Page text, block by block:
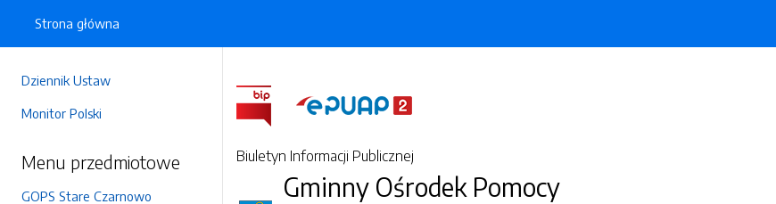
Dziennik Ustaw
Monitor Polski
Menu przedmiotowe
GOPS Stare Czarnowo
Strona główna
Biuletyn Informacji Publicznej
Gminny Ośrodek Pomocy